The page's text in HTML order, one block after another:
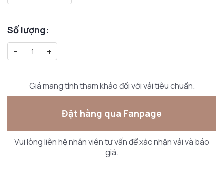
Số lượng:
-
+
Giá mang tính tham khảo đối với vải tiêu chuẩn.
Đặt hàng qua Fanpage
Vui lòng liên hệ nhân viên tư vấn để xác nhận vải và báo
giá.